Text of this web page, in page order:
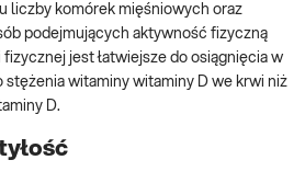
liczby komórek mięśniowych oraz
podejmujących aktywność fizyczną
jest łatwiejsze do osiągnięcia w
stężenia witaminy witaminy D we krwi niż
D.